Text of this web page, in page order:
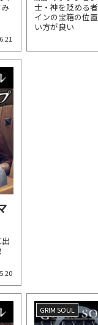
士・神を貶める
インの宝箱の位
い方が良い
GRIM SOUL